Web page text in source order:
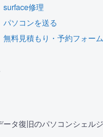
surface修理
パソコンを送る
無料見積もり・予約フォー
タ復旧のパソコンシェル